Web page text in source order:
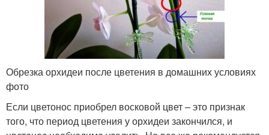
Обрезка орхидеи после цветения в домашних условиях
фото
Если цветонос приобрел восковой цвет – это признак
того, что период цветения у орхидеи закончился, и